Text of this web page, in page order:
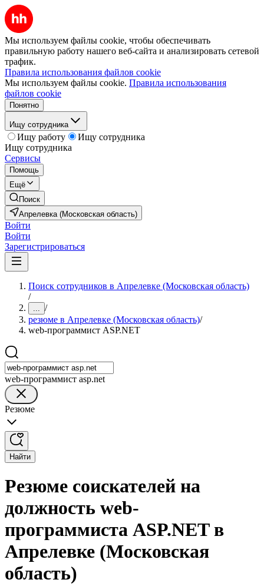
Мы используем файлы cookie, чтобы обеспечивать
правильную работу нашего веб-сайта и анализировать сетевой
трафик.
Правила использования файлов cookie
Мы используем файлы cookie. Правила использования
файлов cookie
Понятно
Ищу сотрудника
Ищу работу
Ищу сотрудника
Ищу сотрудника
Сервисы
Помощь
Ещё
Поиск
Апрелевка (Московская область)
Войти
Войти
Зарегистрироваться
Поиск сотрудников в Апрелевке (Московская область)
/
... /
резюме в Апрелевке (Московская область)/
web-программист ASP.NET
web-программист asp.net
Резюме
Найти
Резюме соискателей на
должность web-
программиста ASP.NET в
Апрелевке (Московская
область)